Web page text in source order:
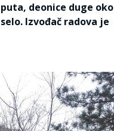
deonice duge oko
Izvođač radova je